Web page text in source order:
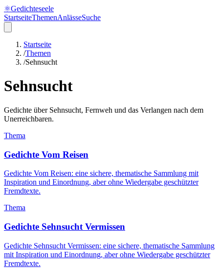
⚛Gedichteseele
StartseiteThemenAnlässeSuche
Startseite
/Themen
/Sehnsucht
Sehnsucht
Gedichte über Sehnsucht, Fernweh und das Verlangen nach dem
Unerreichbaren.
Thema
Gedichte Vom Reisen
Gedichte Vom Reisen: eine sichere, thematische Sammlung mit
Inspiration und Einordnung, aber ohne Wiedergabe geschützter
Fremdtexte.
Thema
Gedichte Sehnsucht Vermissen
Gedichte Sehnsucht Vermissen: eine sichere, thematische Sammlung
mit Inspiration und Einordnung, aber ohne Wiedergabe geschützter
Fremdtexte.